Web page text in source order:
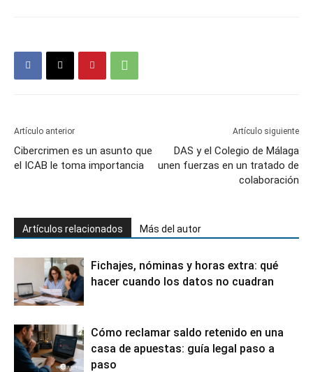
Artículo anterior
Cibercrimen es un asunto que
el ICAB le toma importancia
Artículo siguiente
DAS y el Colegio de Málaga
unen fuerzas en un tratado de
colaboración
Artículos relacionados Más del autor
Fichajes, nóminas y horas extra: qué
hacer cuando los datos no cuadran
Cómo reclamar saldo retenido en una
casa de apuestas: guía legal paso a
paso